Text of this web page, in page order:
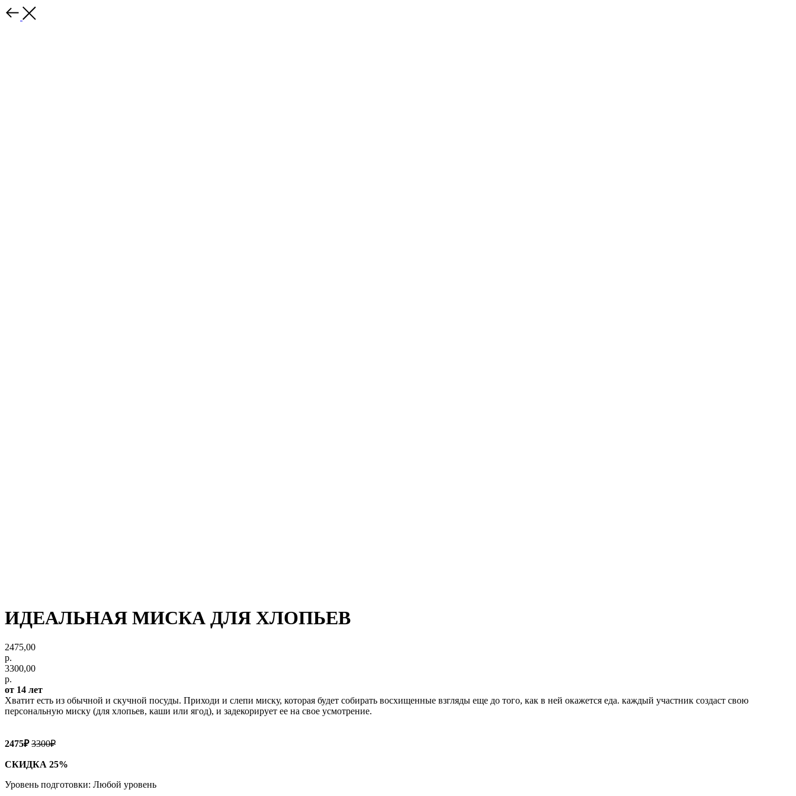
ИДЕАЛЬНАЯ МИСКА ДЛЯ ХЛОПЬЕВ
2475,00
р.
3300,00
р.
от 14 лет
Хватит есть из обычной и скучной посуды. Приходи и слепи миску, которая будет собирать восхищенные взгляды еще до того, как в ней окажется еда. каждый участник создаст свою
персональную миску (для хлопьев, каши или ягод), и задекорирует ее на свое усмотрение.
2475₽3300₽
СКИДКА 25%
Уровень подготовки: Любой уровень